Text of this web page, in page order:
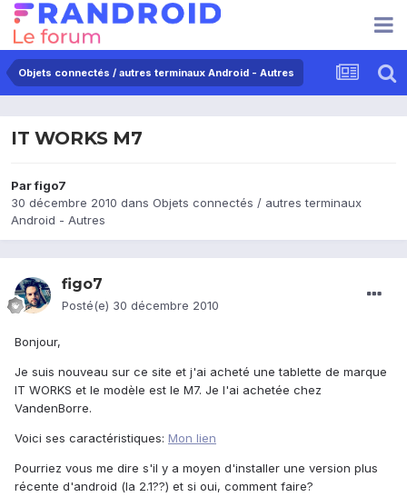
Objets connectés / autres terminaux Android - Autres
IT WORKS M7
Parfigo7
30 décembre 2010 dans Objets connectés / autres terminaux
Android - Autres
figo7
Posté(e) 30 décembre 2010
Bonjour,
Je suis nouveau sur ce site et j'ai acheté une tablette de marque
IT WORKS et le modèle est le M7. Je l'ai achetée chez
VandenBorre.
Voici ses caractéristiques: Mon lien
Pourriez vous me dire s'il y a moyen d'installer une version plus
récente d'android (la 2.1??) et si oui, comment faire?